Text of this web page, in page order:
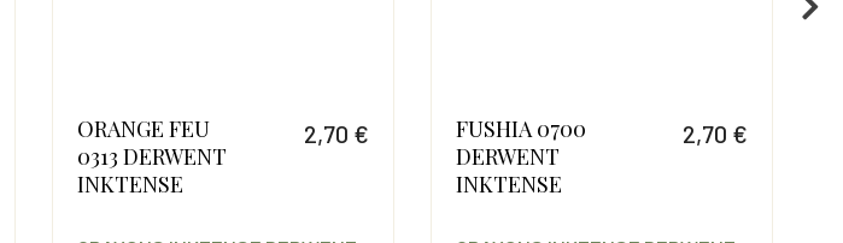
ORANGE FEU
0313 DERWENT
INKTENSE
2,70 €
FUSHIA 0700
DERWENT
INKTENSE
2,70 €